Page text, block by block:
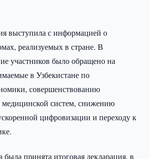
выступила с информацией о
реализуемых в стране. В
участников было обращено на
в Узбекистане по
совершенствованию
медицинской систем, снижению
цифровизации и переходу к
принята итоговая декларация, в